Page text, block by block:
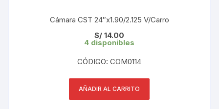
Cámara CST 24″x1.90/2.125 V/Carro
S/ 14.00
4 disponibles
CÓDIGO: COM0114
AÑADIR AL CARRITO